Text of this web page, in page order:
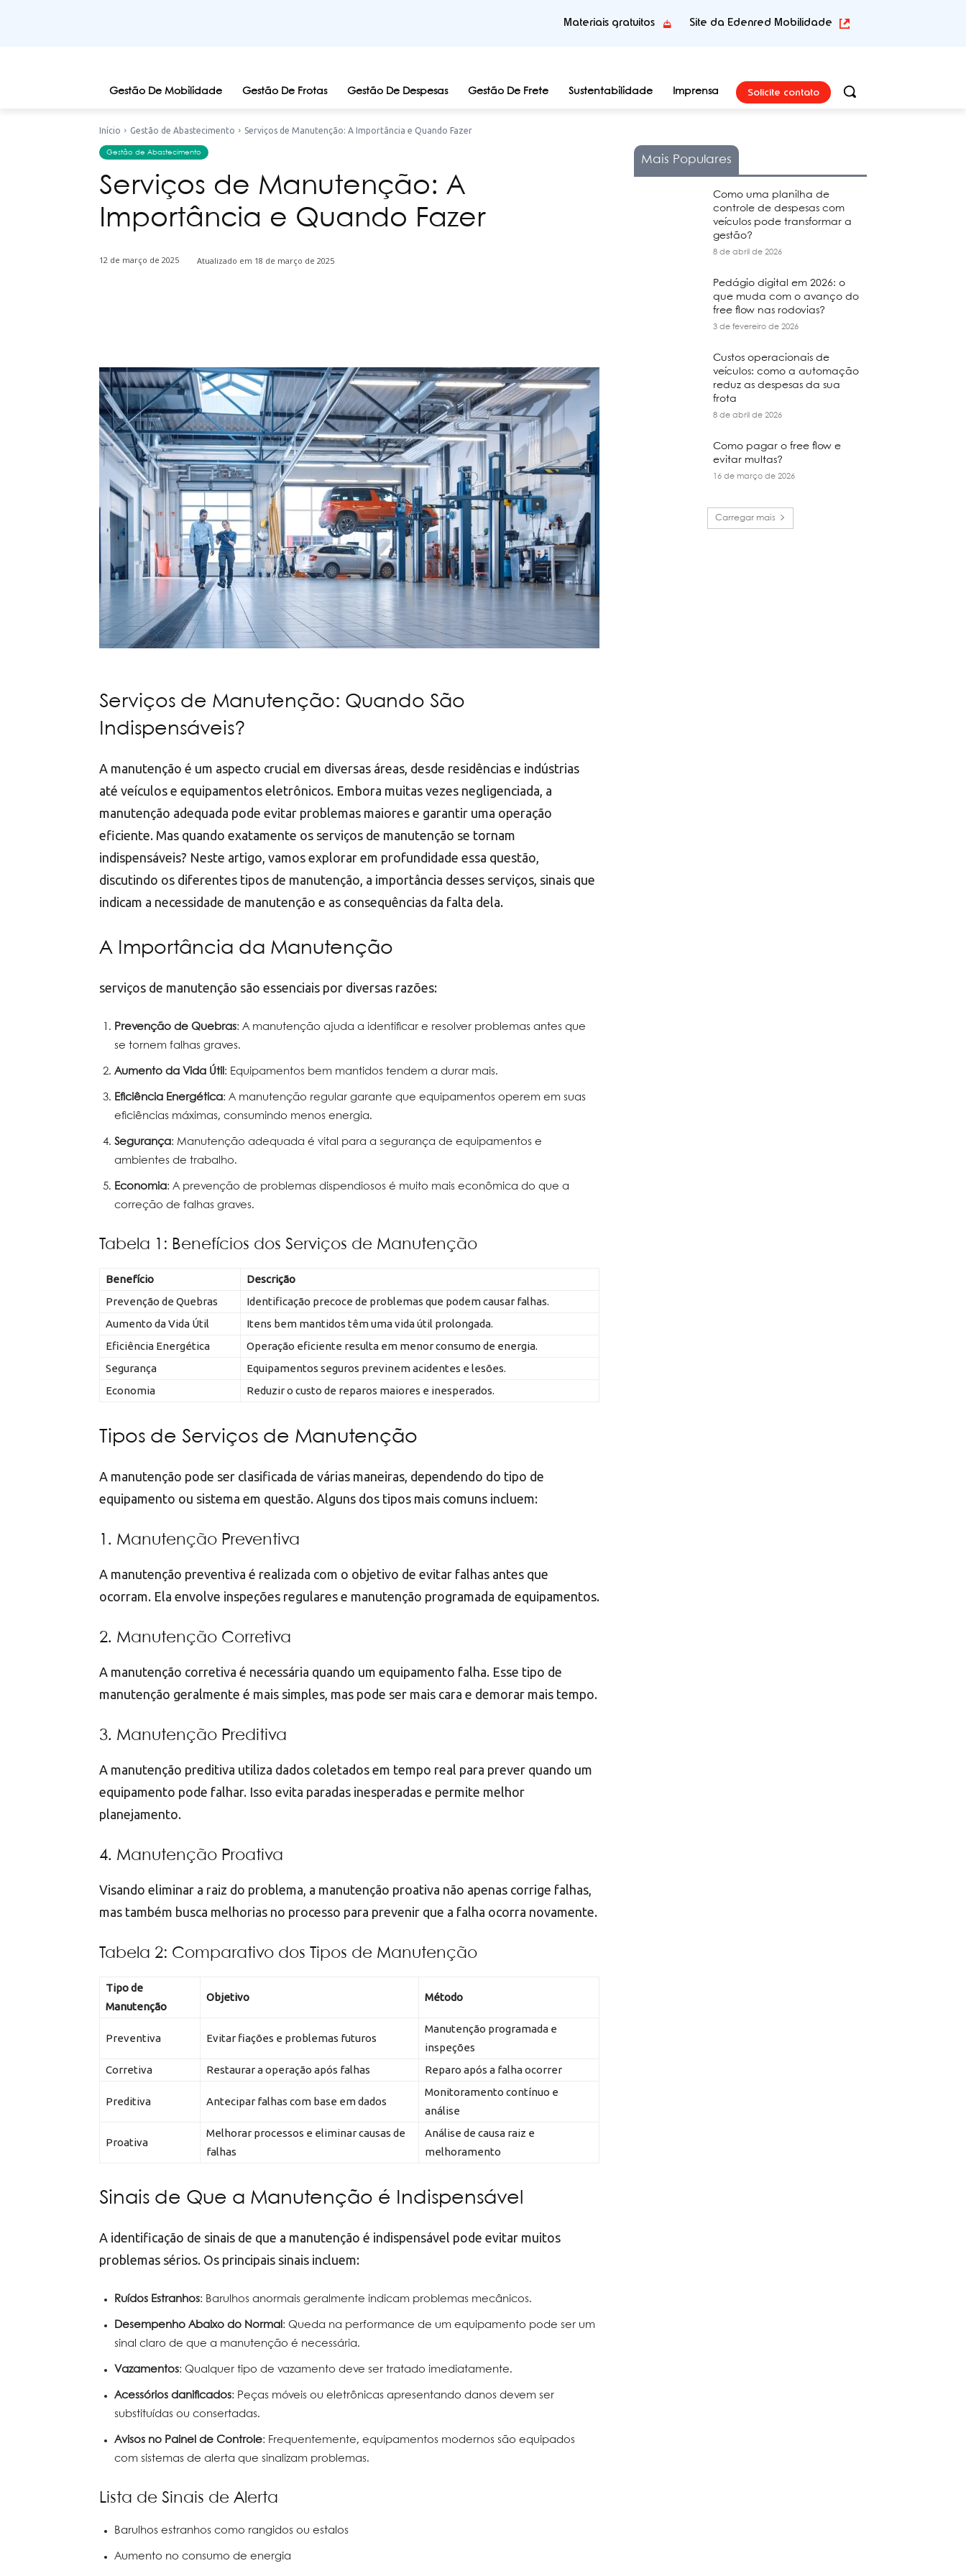
Materiais gratuitos Site da Edenred Mobilidade
Gestão De Mobilidade Gestão De Frotas Gestão De Despesas Gestão De Frete Sustentabilidade Imprensa Solicite contato
Início Gestão de Abastecimento Serviços de Manutenção: A Importância e Quando Fazer
Gestão de Abastecimento
Serviços de Manutenção: A
Importância e Quando Fazer
12 de março de 2025 Atualizado em 18 de março de 2025
Serviços de Manutenção: Quando São
Indispensáveis?
A manutenção é um aspecto crucial em diversas áreas, desde residências e indústrias
até veículos e equipamentos eletrônicos. Embora muitas vezes negligenciada, a
manutenção adequada pode evitar problemas maiores e garantir uma operação
eficiente. Mas quando exatamente os serviços de manutenção se tornam
indispensáveis? Neste artigo, vamos explorar em profundidade essa questão,
discutindo os diferentes tipos de manutenção, a importância desses serviços, sinais que
indicam a necessidade de manutenção e as consequências da falta dela.
A Importância da Manutenção
serviços de manutenção são essenciais por diversas razões:
Prevenção de Quebras: A manutenção ajuda a identificar e resolver problemas antes que
se tornem falhas graves.
Aumento da Vida Útil : Equipamentos bem mantidos tendem a durar mais.
Eficiência Energética: A manutenção regular garante que equipamentos operem em suas
eficiências máximas, consumindo menos energia.
Segurança: Manutenção adequada é vital para a segurança de equipamentos e
ambientes de trabalho.
Economia: A prevenção de problemas dispendiosos é muito mais econômica do que a
correção de falhas graves.
Tabela 1: Benefícios dos Serviços de Manutenção
Benefício
Descrição
Prevenção de Quebras
Identificação precoce de problemas que podem causar falhas.
Aumento da Vida Útil
Itens bem mantidos têm uma vida útil prolongada.
Eficiência Energética
Operação eficiente resulta em menor consumo de energia.
Segurança
Equipamentos seguros previnem acidentes e lesões.
Economia
Reduzir o custo de reparos maiores e inesperados.
Tipos de Serviços de Manutenção
A manutenção pode ser clasificada de várias maneiras, dependendo do tipo de
equipamento ou sistema em questão. Alguns dos tipos mais comuns incluem:
1. Manutenção Preventiva
A manutenção preventiva é realizada com o objetivo de evitar falhas antes que
ocorram. Ela envolve inspeções regulares e manutenção programada de equipamentos.
2. Manutenção Corretiva
A manutenção corretiva é necessária quando um equipamento falha. Esse tipo de
manutenção geralmente é mais simples, mas pode ser mais cara e demorar mais tempo.
3. Manutenção Preditiva
A manutenção preditiva utiliza dados coletados em tempo real para prever quando um
equipamento pode falhar. Isso evita paradas inesperadas e permite melhor
planejamento.
4. Manutenção Proativa
Visando eliminar a raiz do problema, a manutenção proativa não apenas corrige falhas,
mas também busca melhorias no processo para prevenir que a falha ocorra novamente.
Tabela 2: Comparativo dos Tipos de Manutenção
Tipo de
Manutenção
Objetivo Método
Preventiva Evitar fiações e problemas futuros
Manutenção programada e
inspeções
Corretiva
Restaurar a operação após falhas Reparo após a falha ocorrer
Preditiva Antecipar falhas com base em dados
Monitoramento contínuo e
análise
Proativa
Melhorar processos e eliminar causas de
falhas
Análise de causa raiz e
melhoramento
Sinais de Que a Manutenção é Indispensável
A identificação de sinais de que a manutenção é indispensável pode evitar muitos
problemas sérios. Os principais sinais incluem:
Ruídos Estranhos: Barulhos anormais geralmente indicam problemas mecânicos.
Desempenho Abaixo do Normal : Queda na performance de um equipamento pode ser um
sinal claro de que a manutenção é necessária.
Vazamentos: Qualquer tipo de vazamento deve ser tratado imediatamente.
Acessórios danificados: Peças móveis ou eletrônicas apresentando danos devem ser
substituídas ou consertadas.
Avisos no Painel de Controle: Frequentemente, equipamentos modernos são equipados
com sistemas de alerta que sinalizam problemas.
Lista de Sinais de Alerta
Barulhos estranhos como rangidos ou estalos
Aumento no consumo de energia
Mais Populares
Como uma planilha de
controle de despesas com
veículos pode transformar a
gestão?
8 de abril de 2026
Pedágio digital em 2026: o
que muda com o avanço do
free flow nas rodovias?
3 de fevereiro de 2026
Custos operacionais de
veículos: como a automação
reduz as despesas da sua
frota
8 de abril de 2026
Como pagar o free flow e
evitar multas?
16 de março de 2026
Carregar mais